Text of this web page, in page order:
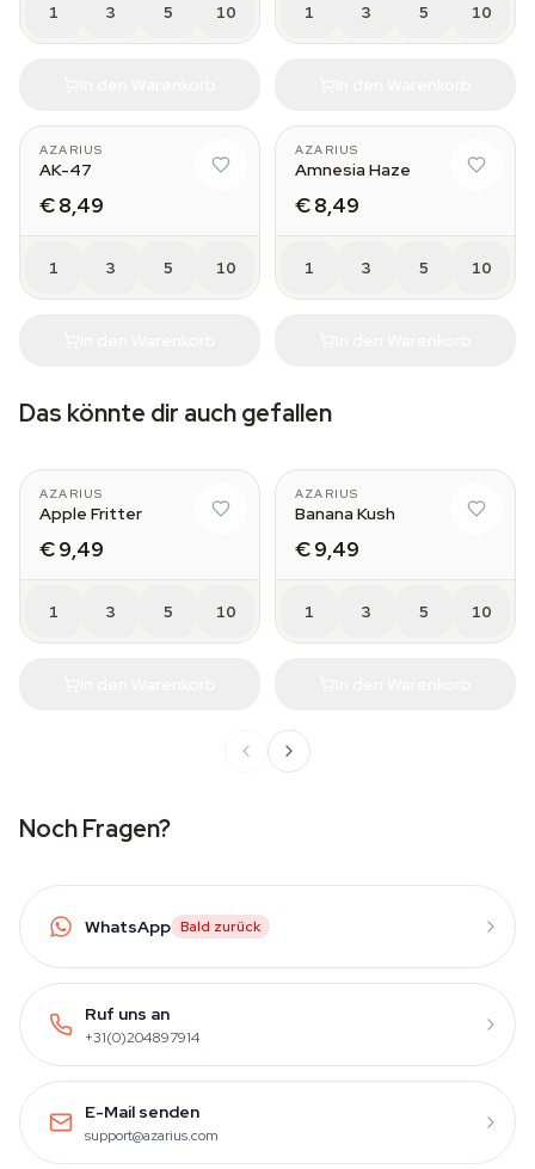
1 3 5 10 1 3 5 10
AZARIUS
AK-47
€ 8,49
1 3 5 10
AZARIUS
Amnesia Haze
€ 8,49
1 3 5 10
Das könnte dir auch gefallen
AZARIUS
Apple Fritter
€ 9,49
1 3 5 10
AZARIUS
Banana Kush
€ 9,49
1 3 5 10
Noch Fragen?
WhatsApp Bald zurück
Ruf uns an
+31(0)204897914
E-Mail senden
support@azarius.com